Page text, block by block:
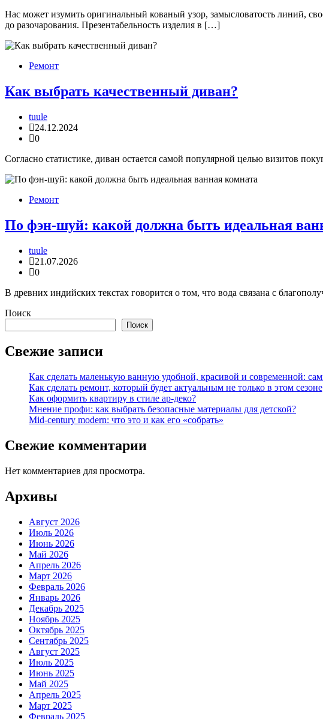
Нас может изумить оригинальный кованый узор, замысловатость линий,
до разочарования. Презентабельность изделия в […]
Ремонт
Как выбрать качественный диван?
tuule
24.12.2024
0
Согласно статистике, диван остается самой популярной целью визитов
Ремонт
По фэн-шуй: какой должна быть идеальная
tuule
21.07.2026
0
В древних индийских текстах говорится о том, что вода связана с
Поиск
Поиск
Свежие записи
Как сделать маленькую ванную удобной, красивой и современной:
Как сделать ремонт, который будет актуальным не только в этом
Как оформить квартиру в стиле ар-деко?
Мнение профи: как выбрать безопасные материалы для детской?
Mid-century modern: что это и как его «собрать»
Свежие комментарии
Нет комментариев для просмотра.
Архивы
Август 2026
Июль 2026
Июнь 2026
Май 2026
Апрель 2026
Март 2026
Февраль 2026
Январь 2026
Декабрь 2025
Ноябрь 2025
Октябрь 2025
Сентябрь 2025
Август 2025
Июль 2025
Июнь 2025
Май 2025
Апрель 2025
Март 2025
Февраль 2025